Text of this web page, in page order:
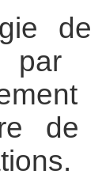
de
par